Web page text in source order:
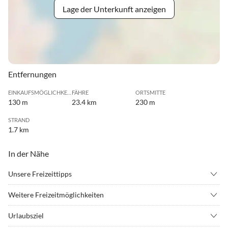
Lage der Unterkunft anzeigen
Entfernungen
130 m
FÄHRE
23.4 km
ORTSMITTE
230 m
STRAND
1.7 km
In der Nähe
Unsere Freizeittipps
• Hallenbad
Weitere Freizeitmöglichkeiten
Urlaubsziel